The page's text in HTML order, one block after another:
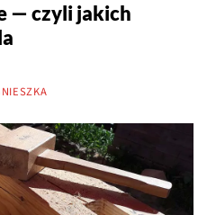
— czyli jakich